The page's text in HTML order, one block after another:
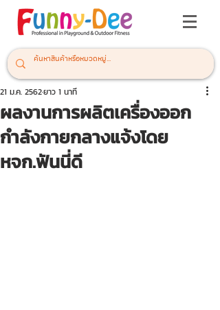
ผลงานการผลิตเครื่องออก
กำลังกายกลางแจ้งโดย
หจก.ฟันนี่ดี
21 ม.ค. 2562ยาว 1 นาที